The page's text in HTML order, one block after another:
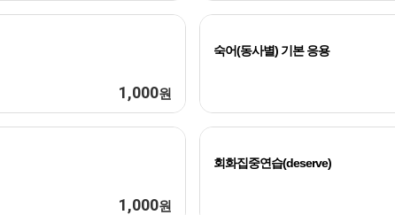
1,000원
숙어(동사별) 기본 응용
1,000원
회화집중연습(deserve)